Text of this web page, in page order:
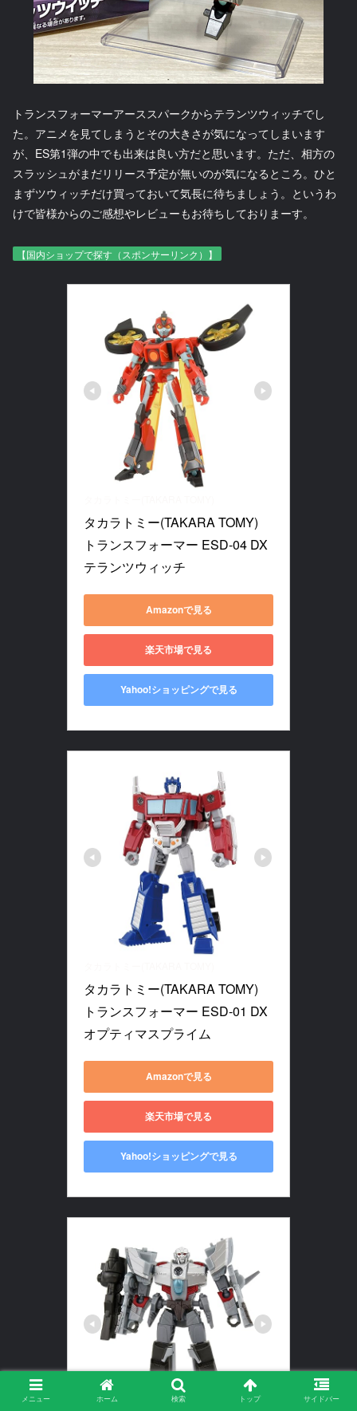
トランスフォーマーアーススパークからテランツウィッチでし
た。アニメを見てしまうとその大きさが気になってしまいます
が、ES第1弾の中でも出来は良い方だと思います。ただ、相方の
スラッシュがまだリリース予定が無いのが気になるところ。ひと
まずツウィッチだけ買っておいて気長に待ちましょう。というわ
けで皆様からのご感想やレビューもお待ちしておりまーす。
【国内ショップで探す（スポンサーリンク）】
タカラトミー(TAKARA TOMY)
トランスフォーマー ESD-04 DX
テランツウィッチ
Amazonで見る
楽天市場で見る
Yahoo!ショッピングで見る
タカラトミー(TAKARA TOMY)
トランスフォーマー ESD-01 DX
オプティマスプライム
Amazonで見る
楽天市場で見る
Yahoo!ショッピングで見る
メニュー ホーム 検索 トップ サイドバー